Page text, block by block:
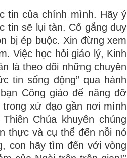
tin của chính mình. Hãy ý
tin sẽ lụi tàn. Cố gắng duy
bị ép buộc. Xin đừng xem
Việc học hỏi giáo lý, Kinh
là theo dõi những chuyên
tin sống động” qua hành
Công giáo để nâng đỡ
trong xứ đạo gần nơi mình
Chúa khuyên chúng
thực và cụ thể đến nỗi nó
con hãy tìm đến với vòng